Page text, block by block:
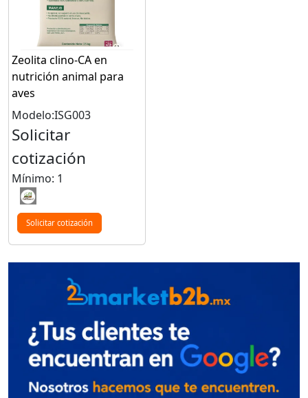
Zeolita clino-CA en
nutrición animal para
aves
Modelo:ISG003
Solicitar
cotización
Mínimo: 1
Solicitar cotización